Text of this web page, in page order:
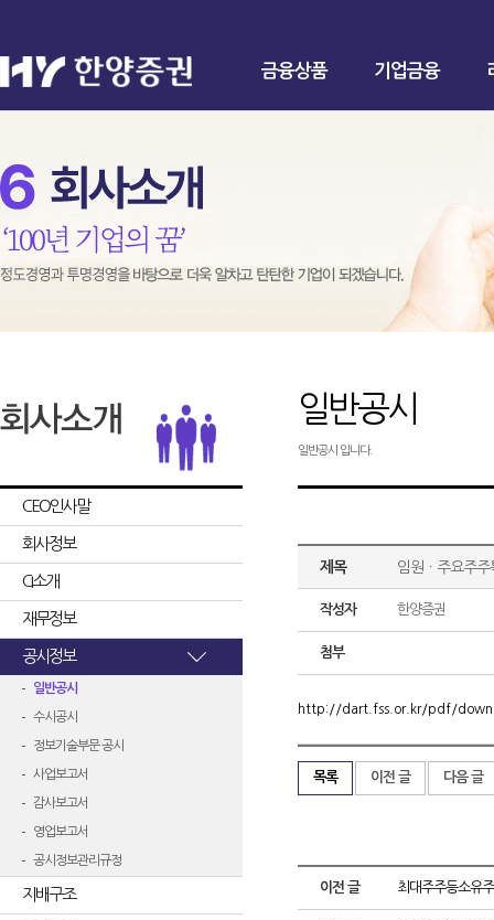
금융상품 기업금융
CEO인사말
회사정보
CI소개
재무정보
공시정보
일반공시
수시공시
정보기술부문 공시
사업보고서
감사보고서
영업보고서
공시정보관리규정
지배구조
일반공시
일반공시 입니다.
제목 임원ㆍ주요주
작성자 한양증권
첨부
http://dart.fss.or.kr/pdf/
목록 이전 글 다음 글
이전 글 최대주주등소유